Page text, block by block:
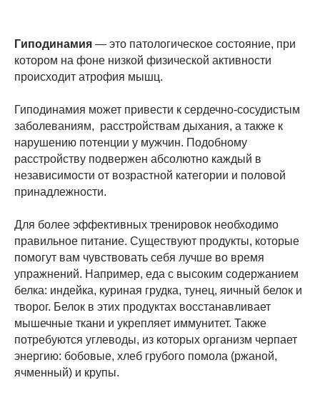
Гиподинамия — это патологическое состояние, при
котором на фоне низкой физической активности
происходит атрофия мышц.
Гиподинамия может привести к сердечно-сосудистым
заболеваниям, расстройствам дыхания, а также к
нарушению потенции у мужчин. Подобному
расстройству подвержен абсолютно каждый в
независимости от возрастной категории и половой
принадлежности.
Для более эффективных тренировок необходимо
правильное питание. Существуют продукты, которые
помогут вам чувствовать себя лучше во время
упражнений. Например, еда с высоким содержанием
белка: индейка, куриная грудка, тунец, яичный белок и
творог. Белок в этих продуктах восстанавливает
мышечные ткани и укрепляет иммунитет. Также
потребуются углеводы, из которых организм черпает
энергию: бобовые, хлеб грубого помола (ржаной,
ячменный) и крупы.